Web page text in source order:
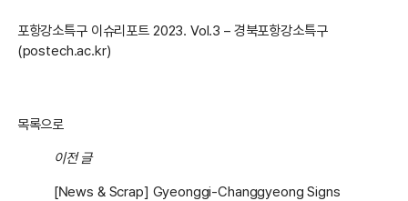
포항강소특구 이슈리포트 2023. Vol.3 – 경북포항강소특구
(postech.ac.kr)
목록으로
이전 글
[News & Scrap] Gyeonggi-Changgyeong Signs